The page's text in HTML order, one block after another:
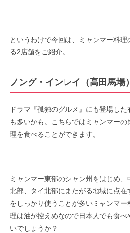
というわけで今回は、ミャンマー料
る2店舗をご紹介。
ノング・インレイ（高田馬場）
ドラマ『孤独のグルメ』にも登場し
も多いかも。こちらではミャンマー
理を食べることができます。
ミャンマー東部のシャン州をはじめ
北部、タイ北部にまたがる地域に点在
をしっかり使うことが多いミャンマ
理は油が控えめなので日本人でも食べ
いでしょうか？